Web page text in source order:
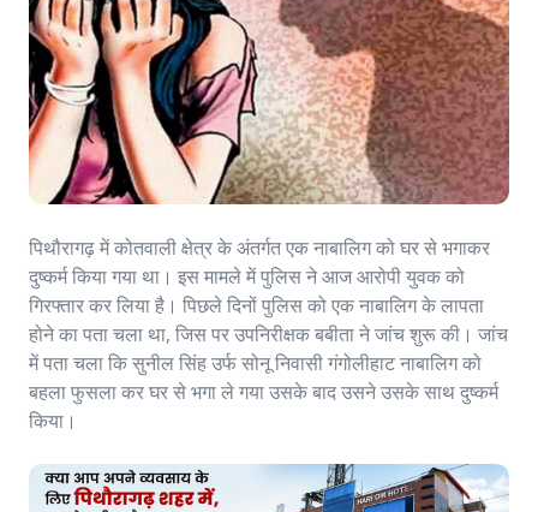
पिथौरागढ़ में कोतवाली क्षेत्र के अंतर्गत एक नाबालिग को घर से भगाकर
दुष्कर्म किया गया था। इस मामले में पुलिस ने आज आरोपी युवक को
गिरफ्तार कर लिया है। पिछले दिनों पुलिस को एक नाबालिग के लापता
होने का पता चला था, जिस पर उपनिरीक्षक बबीता ने जांच शुरू की। जांच
में पता चला कि सुनील सिंह उर्फ सोनू निवासी गंगोलीहाट नाबालिग को
बहला फुसला कर घर से भगा ले गया उसके बाद उसने उसके साथ दुष्कर्म
किया।